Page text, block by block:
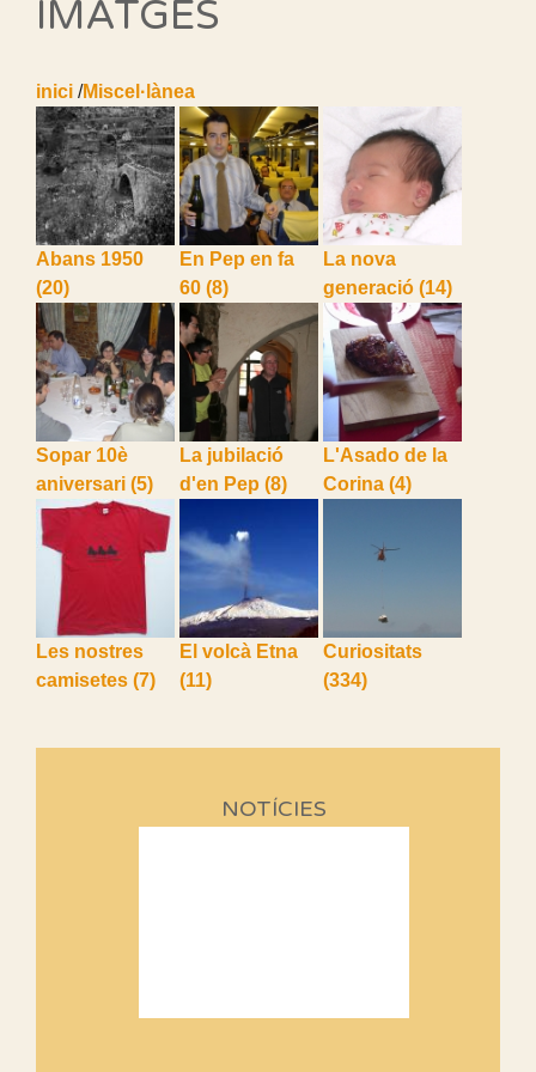
IMATGES
inici /Miscel·lànea
Abans 1950
(20)
En Pep en fa
60 (8)
La nova
generació (14)
Sopar 10è
aniversari (5)
La jubilació
d'en Pep (8)
L'Asado de la
Corina (4)
Les nostres
camisetes (7)
El volcà Etna
(11)
Curiositats
(334)
NOTÍCIES